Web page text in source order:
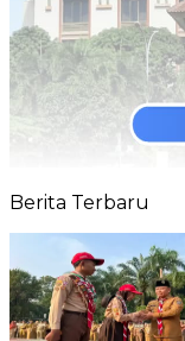
Berita Terbaru